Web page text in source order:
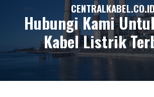
Hubungi Kami
Kabel Listrik